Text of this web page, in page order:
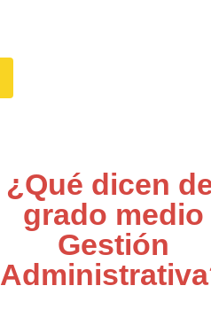
¿Qué dicen
grado medio
Gestión